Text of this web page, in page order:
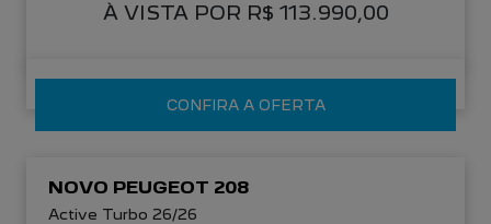
À VISTA POR R$ 113.990,00
CONFIRA A OFERTA
NOVO PEUGEOT 208
Active Turbo 26/26